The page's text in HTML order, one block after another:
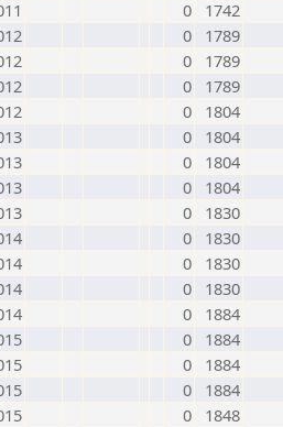
0
1742
0
1789
0
1789
0
1789
0
1804
0
1804
0
1804
0
1804
0
1830
0
1830
0
1830
0
1830
0
1884
0
1884
0
1884
0
1884
0
1848